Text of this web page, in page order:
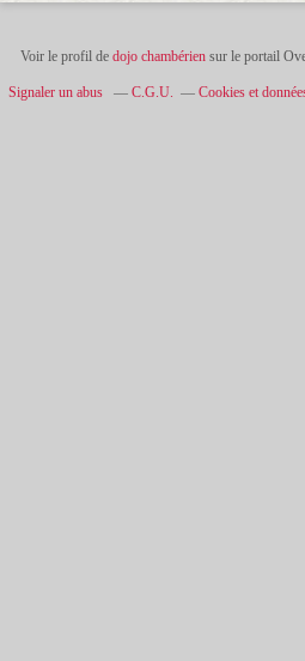
Voir le profil de dojo chambériensur le portail
Signaler un abus C.G.U. Cookies et